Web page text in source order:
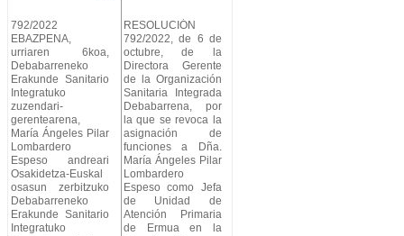
792/2022
EBAZPENA,
urriaren 6koa,
Debabarreneko
Erakunde Sanitario
Integratuko
zuzendari-
gerentearena,
María Ángeles Pilar
Lombardero
Espeso andreari
Osakidetza-Euskal
osasun zerbitzuko
Debabarreneko
Erakunde Sanitario
Integratuko
RESOLUCIÓN
792/2022, de 6 de
octubre, de la
Directora Gerente
de la Organización
Sanitaria Integrada
Debabarrena, por
la que se revoca la
asignación de
funciones a Dña.
María Ángeles Pilar
Lombardero
Espeso como Jefa
de Unidad de
Atención Primaria
de Ermua en la